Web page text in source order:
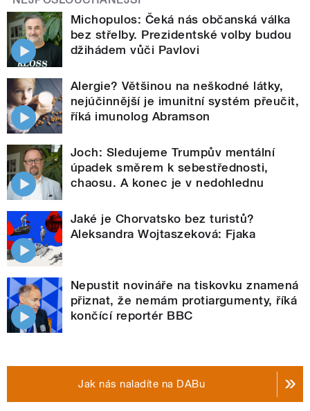
Michopulos: Čeká nás občanská válka
bez střelby. Prezidentské volby budou
džihádem vůči Pavlovi
Alergie? Většinou na neškodné látky,
nejúčinnější je imunitní systém přeučit,
říká imunolog Abramson
Joch: Sledujeme Trumpův mentální
úpadek směrem k sebestřednosti,
chaosu. A konec je v nedohlednu
Jaké je Chorvatsko bez turistů?
Aleksandra Wojtaszeková: Fjaka
Nepustit novináře na tiskovku znamená
přiznat, že nemám protiargumenty, říká
končící reportér BBC
Jak nás naladíte na DABu